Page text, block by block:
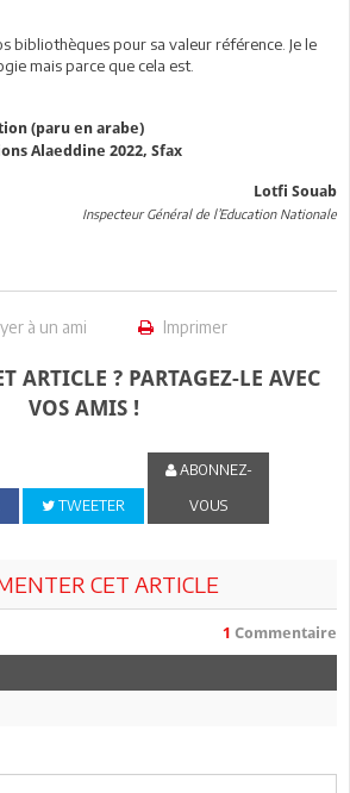
bibliothèques pour sa valeur référence. Je le
mais parce que cela est.
(paru en arabe)
Alaeddine 2022, Sfax
Lotfi Souab
Inspecteur Général de l’Education Nationale
à un ami Imprimer
ARTICLE ? PARTAGEZ-LE AVEC
VOS AMIS !
TWEETER
ABONNEZ-
VOUS
CET ARTICLE
1 Commentaire